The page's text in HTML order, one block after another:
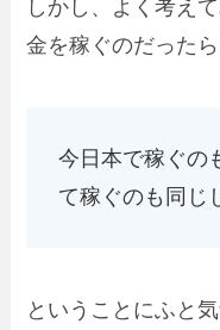
しかし、よく考え
金を稼ぐのだったら
今日本で稼ぐの
て稼ぐのも同じ
ということにふと